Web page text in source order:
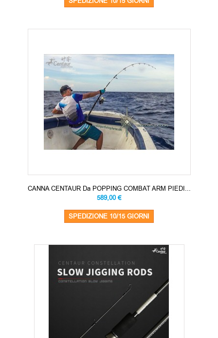
CANNA CENTAUR Da POPPING COMBAT ARM PIEDI...
589,00 €
SPEDIZIONE 10/15 GIORNI